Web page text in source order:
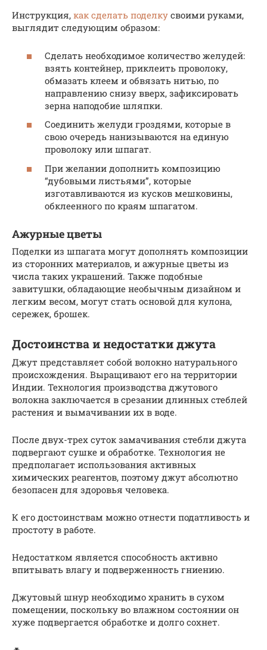
Инструкция, как сделать поделку своими руками,
выглядит следующим образом:
Сделать необходимое количество желудей:
взять контейнер, приклеить проволоку,
обмазать клеем и обвязать нитью, по
направлению снизу вверх, зафиксировать
зерна наподобие шляпки.
Соединить желуди гроздями, которые в
свою очередь нанизываются на единую
проволоку или шпагат.
При желании дополнить композицию
“дубовыми листьями”, которые
изготавливаются из кусков мешковины,
обклеенного по краям шпагатом.
Ажурные цветы
Поделки из шпагата могут дополнять композиции
из сторонних материалов, и ажурные цветы из
числа таких украшений. Также подобные
завитушки, обладающие необычным дизайном и
легким весом, могут стать основой для кулона,
сережек, брошек.
Достоинства и недостатки джута
Джут представляет собой волокно натурального
происхождения. Выращивают его на территории
Индии. Технология производства джутового
волокна заключается в срезании длинных стеблей
растения и вымачивании их в воде.
После двух-трех суток замачивания стебли джута
подвергают сушке и обработке. Технология не
предполагает использования активных
химических реагентов, поэтому джут абсолютно
безопасен для здоровья человека.
К его достоинствам можно отнести податливость и
простоту в работе.
Недостатком является способность активно
впитывать влагу и подверженность гниению.
Джутовый шнур необходимо хранить в сухом
помещении, поскольку во влажном состоянии он
хуже подвергается обработке и долго сохнет.